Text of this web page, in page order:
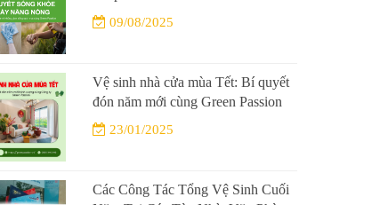
09/08/2025
Vệ sinh nhà cửa mùa Tết: Bí quyết
đón năm mới cùng Green Passion
23/01/2025
Các Công Tác Tổng Vệ Sinh Cuối